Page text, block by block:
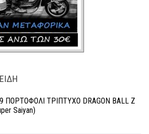
ΠΟΡΤΟΦΟΛΙ ΤΡΙΠΤΥΧΟ DRAGON BALL Z
Saiyan)